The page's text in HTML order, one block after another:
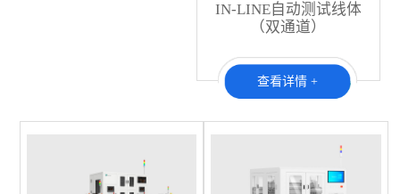
IN-LINE自动测试线体
（双通道）
查看详情 +